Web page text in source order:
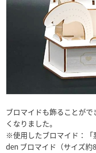
ブロマイドも飾ることが
くなりました。
※使用したブロマイド：
den ブロマイド（サイズ約